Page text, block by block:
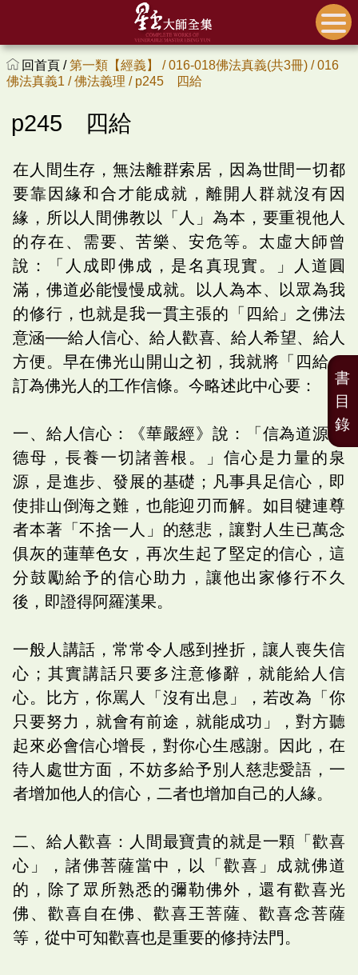
回首頁 /第一類【經義】 /016-018佛法真義(共3冊) /016
佛法真義1 /佛法義理 / p245 四給
p245 四給
在人間生存，無法離群索居，因為世間一切都
要靠因緣和合才能成就，離開人群就沒有因
緣，所以人間佛教以「人」為本，要重視他人
的存在、需要、苦樂、安危等。太虛大師曾
說：「人成即佛成，是名真現實。」人道圓
滿，佛道必能慢慢成就。以人為本、以眾為我
的修行，也就是我一貫主張的「四給」之佛法
意涵──給人信心、給人歡喜、給人希望、給人
方便。早在佛光山開山之初，我就將「四給」
訂為佛光人的工作信條。今略述此中心要：
一、給人信心：《華嚴經》說：「信為道源功
德母，長養一切諸善根。」信心是力量的泉
源，是進步、發展的基礎；凡事具足信心，即
使排山倒海之難，也能迎刃而解。如目犍連尊
者本著「不捨一人」的慈悲，讓對人生已萬念
俱灰的蓮華色女，再次生起了堅定的信心，這
分鼓勵給予的信心助力，讓他出家修行不久
後，即證得阿羅漢果。
一般人講話，常常令人感到挫折，讓人喪失信
心；其實講話只要多注意修辭，就能給人信
心。比方，你罵人「沒有出息」，若改為「你
只要努力，就會有前途，就能成功」，對方聽
起來必會信心增長，對你心生感謝。因此，在
待人處世方面，不妨多給予別人慈悲愛語，一
者增加他人的信心，二者也增加自己的人緣。
二、給人歡喜：人間最寶貴的就是一顆「歡喜
心」，諸佛菩薩當中，以「歡喜」成就佛道
的，除了眾所熟悉的彌勒佛外，還有歡喜光
佛、歡喜自在佛、歡喜王菩薩、歡喜念菩薩
等，從中可知歡喜也是重要的修持法門。
書
目
錄